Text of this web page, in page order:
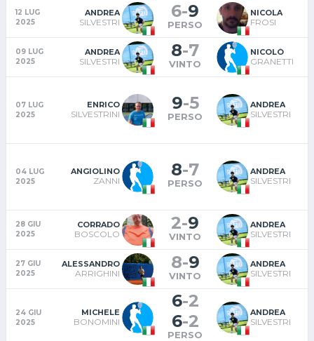
12 LUG
2025
ANDREA
SILVESTRI
6-9
PERSO
NICOLA
FROSI
09 LUG
2025
ANDREA
SILVESTRI
8-7
VINTO
NICOLÒ
GRANETTI
07 LUG
2025
ENRICO
SILVESTRINI
9-5
PERSO
ANDREA
SILVESTRI
04 LUG
2025
ANGIOLINO
ZANNI
8-7
PERSO
ANDREA
SILVESTRI
28 GIU
2025
CORRADO
BOSCOLO
2-9
VINTO
ANDREA
SILVESTRI
27 GIU
2025
ALESSANDRO
ARRIGHINI
8-9
VINTO
ANDREA
SILVESTRI
24 GIU
2025
MICHELE
BONOMINI
6-2
6-2
PERSO
ANDREA
SILVESTRI